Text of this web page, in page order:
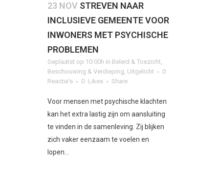
23 NOV STREVEN NAAR
INCLUSIEVE GEMEENTE VOOR
INWONERS MET PSYCHISCHE
PROBLEMEN
Geplaatst op 10:00h in Beleid & Toezicht,
Beschouwing & Verdieping, Uitgelicht
0
Reactie's
0 Likes Share
Voor mensen met psychische klachten
kan het extra lastig zijn om aansluiting
te vinden in de samenleving. Zij blijken
zich vaker eenzaam te voelen en
lopen...